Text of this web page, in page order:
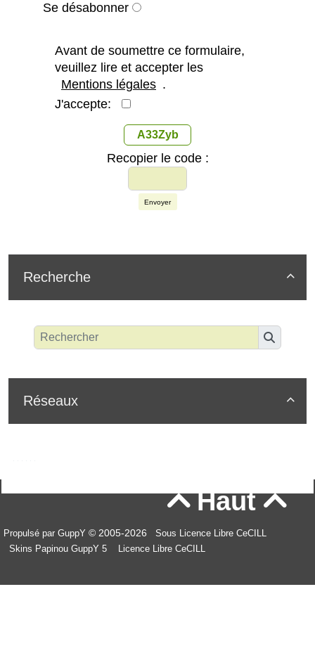
Se désabonner
Avant de soumettre ce formulaire,
veuillez lire et accepter les
Mentions légales .
J'accepte:
A33Zyb
Recopier le code :
Envoyer

Recherche

Réseaux
Haut
Propulsé par GuppY © 2005-2026
Sous Licence Libre CeCILL
Skins Papinou GuppY 5
Licence Libre CeCILL